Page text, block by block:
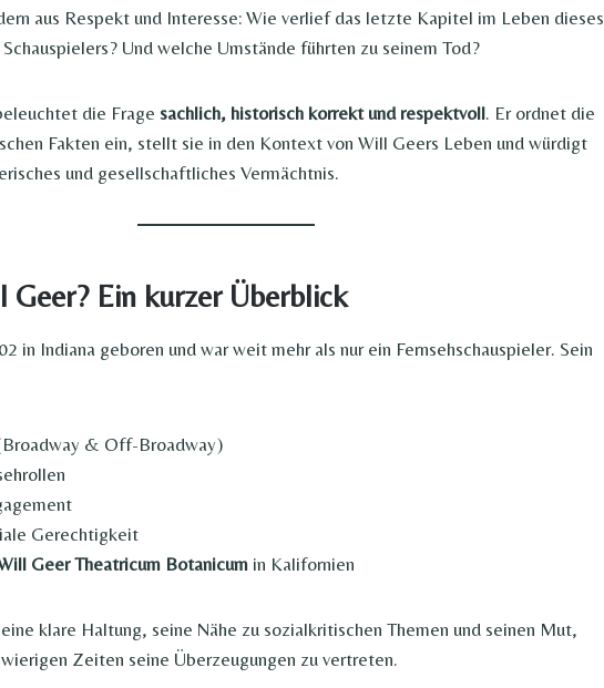
aus Respekt und Interesse: Wie verlief das letzte Kapitel im Leben dieses
Und welche Umstände führten zu seinem Tod?
die Frage sachlich, historisch korrekt und respektvoll. Er ordnet die
Fakten ein, stellt sie in den Kontext von Will Geers Leben und würdigt
und gesellschaftliches Vermächtnis.
Geer? Ein kurzer Überblick
in Indiana geboren und war weit mehr als nur ein Fernsehschauspieler. Sein
& Off-Broadway)
Gerechtigkeit
Geer Theatricum Botanicum in Kalifornien
klare Haltung, seine Nähe zu sozialkritischen Themen und seinen Mut,
Zeiten seine Überzeugungen zu vertreten.